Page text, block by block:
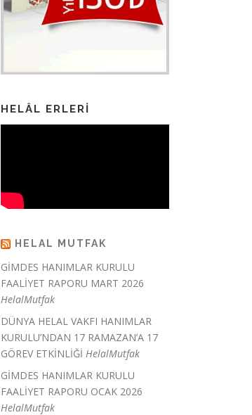
HELÂL ERLERI
HELAL MUTFAK
GİMDES HANIMLAR KURULU
FAALİYET RAPORU MART 2026
HelalMutfak
DÜNYA HELAL VAKFI HANIMLAR
KURULU’NDAN 17 RAMAZAN’A 17
GÖREV ETKİNLİĞİ HelalMutfak
GİMDES HANIMLAR KURULU
FAALİYET RAPORU OCAK 2026
HelalMutfak